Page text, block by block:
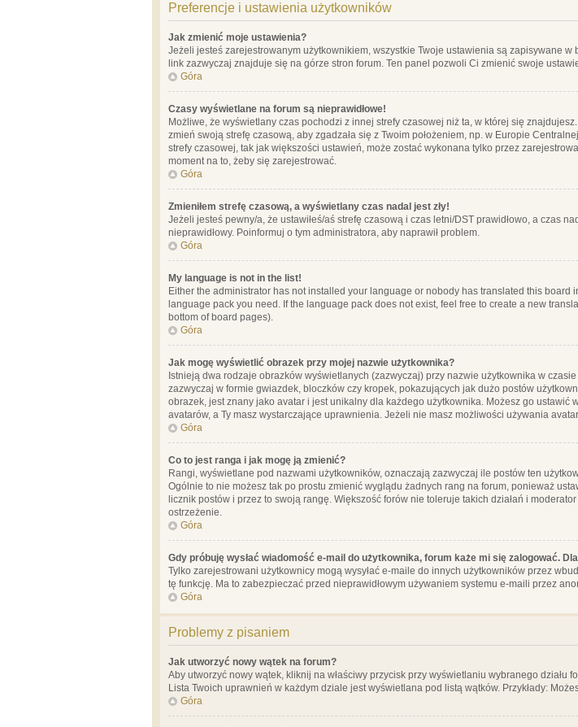
Preferencje i ustawienia użytkowników
Jak zmienić moje ustawienia?
Jeżeli jesteś zarejestrowanym użytkownikiem, wszystkie Twoje ustawienia są zapisywane
link zazwyczaj znajduje się na górze stron forum. Ten panel pozwoli Ci zmienić swoje
Góra
Czasy wyświetlane na forum są nieprawidłowe!
Możliwe, że wyświetlany czas pochodzi z innej strefy czasowej niż ta, w której się
zmień swoją strefę czasową, aby zgadzała się z Twoim położeniem, np. w Europie
strefy czasowej, tak jak większości ustawień, może zostać wykonana tylko przez
moment na to, żeby się zarejestrować.
Góra
Zmieniłem strefę czasową, a wyświetlany czas nadal jest zły!
Jeżeli jesteś pewny/a, że ustawiłeś/aś strefę czasową i czas letni/DST prawidłowo, a czas
nieprawidłowy. Poinformuj o tym administratora, aby naprawił problem.
Góra
My language is not in the list!
Either the administrator has not installed your language or nobody has translated this
language pack you need. If the language pack does not exist, feel free to create a new
bottom of board pages).
Góra
Jak mogę wyświetlić obrazek przy mojej nazwie użytkownika?
Istnieją dwa rodzaje obrazków wyświetlanych (zazwyczaj) przy nazwie użytkownika w
zazwyczaj w formie gwiazdek, bloczków czy kropek, pokazujących jak dużo postów
obrazek, jest znany jako avatar i jest unikalny dla każdego użytkownika. Możesz go ustawić
avatarów, a Ty masz wystarczające uprawnienia. Jeżeli nie masz możliwości używania
Góra
Co to jest ranga i jak mogę ją zmienić?
Rangi, wyświetlane pod nazwami użytkowników, oznaczają zazwyczaj ile postów ten
Ogólnie to nie możesz tak po prostu zmienić wyglądu żadnych rang na forum, ponieważ
licznik postów i przez to swoją rangę. Większość forów nie toleruje takich działań i
ostrzeżenie.
Góra
Gdy próbuję wysłać wiadomość e-mail do użytkownika, forum każe mi się zalogować.
Tylko zarejestrowani użytkownicy mogą wysyłać e-maile do innych użytkowników przez
tę funkcję. Ma to zabezpieczać przed nieprawidłowym używaniem systemu e-maili przez
Góra
Problemy z pisaniem
Jak utworzyć nowy wątek na forum?
Aby utworzyć nowy wątek, kliknij na właściwy przycisk przy wyświetlaniu wybranego
Lista Twoich uprawnień w każdym dziale jest wyświetlana pod listą wątków. Przykłady:
Góra